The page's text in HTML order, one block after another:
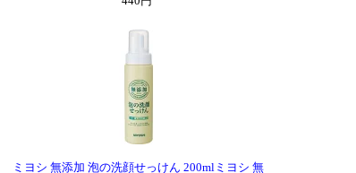
ミヨシ 無添加 泡の洗顔せっけん 200mlミヨシ 無